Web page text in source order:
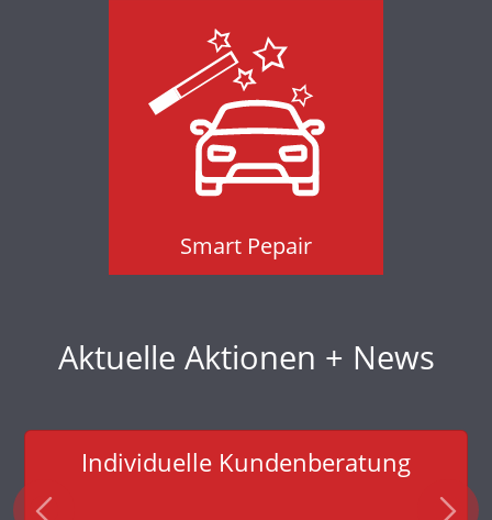
Smart Pepair
Smart Pepair
Aktuelle Aktionen + News
Individuelle Kundenberatung